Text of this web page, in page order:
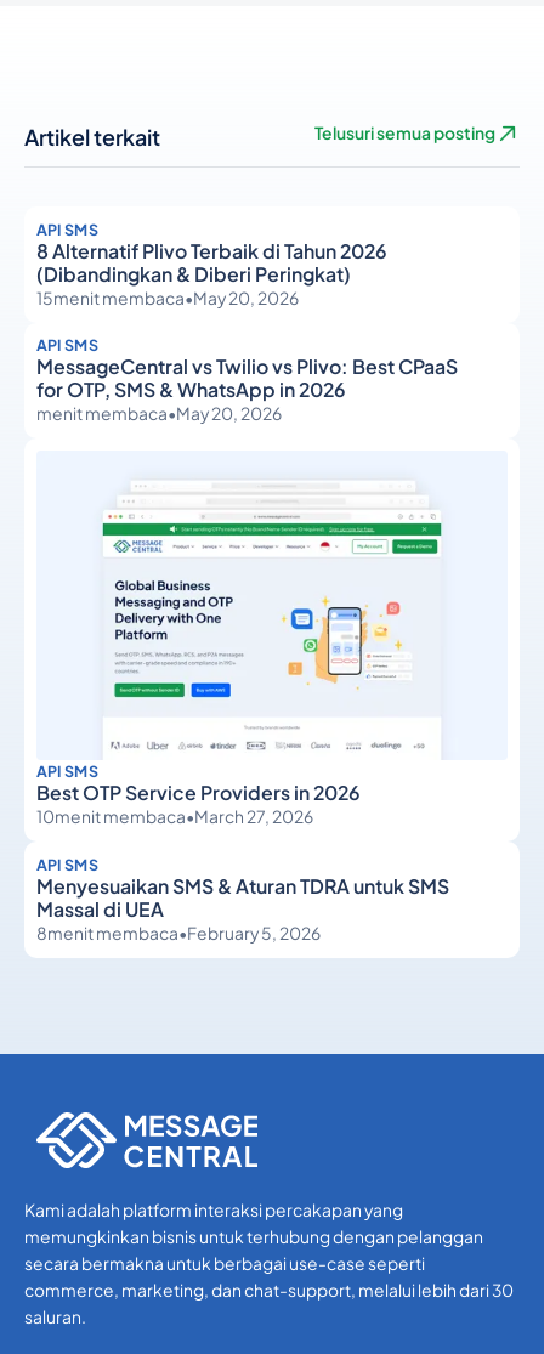
Artikel terkait Telusuri semua posting
API SMS
8 Alternatif Plivo Terbaik di Tahun 2026
(Dibandingkan & Diberi Peringkat)
15menit membaca•May 20, 2026
API SMS
MessageCentral vs Twilio vs Plivo: Best CPaaS
for OTP, SMS & WhatsApp in 2026
menit membaca•May 20, 2026
API SMS
Best OTP Service Providers in 2026
10menit membaca•March 27, 2026
API SMS
Menyesuaikan SMS & Aturan TDRA untuk SMS
Massal di UEA
8menit membaca•February 5, 2026
Kami adalah platform interaksi percakapan yang
memungkinkan bisnis untuk terhubung dengan pelanggan
secara bermakna untuk berbagai use-case seperti
commerce, marketing, dan chat-support, melalui lebih dari 30
saluran.